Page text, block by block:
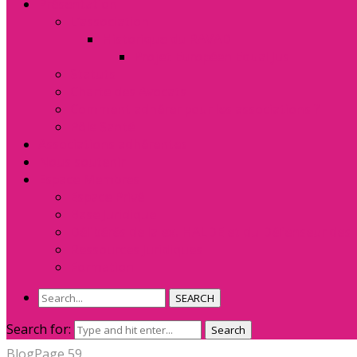
SEARCH
Search for: Search